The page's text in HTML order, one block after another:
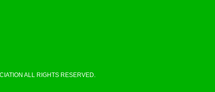
ALL RIGHTS RESERVED.